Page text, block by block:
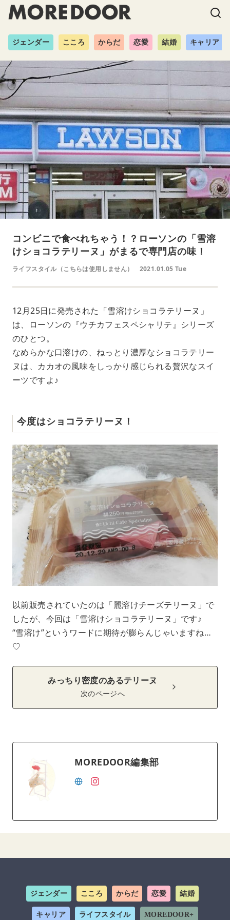
ジェンダー こころ からだ 恋愛 結婚 キャリア
コンビニで食べれちゃう！？ローソンの「雪溶
けショコラテリーヌ」がまるで専門店の味！
ライフスタイル（こちらは使用しません） 2021.01.05 Tue
12月25日に発売された「雪溶けショコラテリーヌ」
は、ローソンの『ウチカフェスペシャリテ』シリーズ
のひとつ。
なめらかな口溶けの、ねっとり濃厚なショコラテリー
ヌは、カカオの風味をしっかり感じられる贅沢なスイ
ーツですよ♪
今度はショコラテリーヌ！
以前販売されていたのは「麗溶けチーズテリーヌ」で
したが、今回は「雪溶けショコラテリーヌ」です♪
“雪溶け”というワードに期待が膨らんじゃいますね…
♡
みっちり密度のあるテリーヌ
次のページへ
MOREDOOR編集部
ジェンダー こころ からだ 恋愛 結婚
キャリア ライフスタイル MOREDOOR+